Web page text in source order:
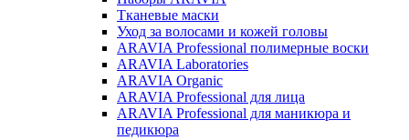
Тканевые маски
Уход за волосами и кожей головы
ARAVIA Professional полимерные воски
ARAVIA Laboratories
ARAVIA Organic
ARAVIA Professional для лица
ARAVIA Professional для маникюра и
педикюра